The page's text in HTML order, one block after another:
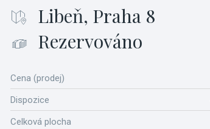
Libeň, Praha 8
Rezervováno
Cena (prodej)
Dispozice
Celková plocha